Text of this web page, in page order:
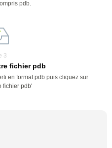
pdb.
3
fichier pdb
en format pdb puis cliquez sur
fichier pdb'